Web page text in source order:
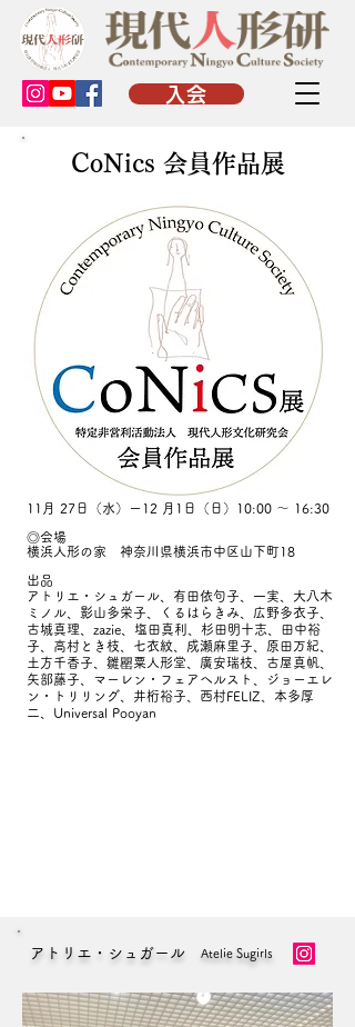
入会
CoNics 会員作品展
11月 27日（水）ー12 月1日（日）10:00 ～ 16:30
◎会場
横浜人形の家 神奈川県横浜市中区山下町18​
出品​
アトリエ・シュガール、有田依句子、一実、大八木
ミノル、影山多栄子、くるはらきみ、広野多衣子、
古城真理、zazie、塩田真利、杉田明十志、田中裕
子、高村とき枝、七衣紋、成瀬麻里子、原田万紀、
土方千香子、雛罌粟人形堂、廣安瑞枝、古屋真帆、
矢部藤子、マーレン・フェアヘルスト、ジョーエレ
ン・トリリング、井桁裕子、西村FELIZ、本多厚
二、Universal Pooyan
アトリエ・シュガール Atelie Sugirls